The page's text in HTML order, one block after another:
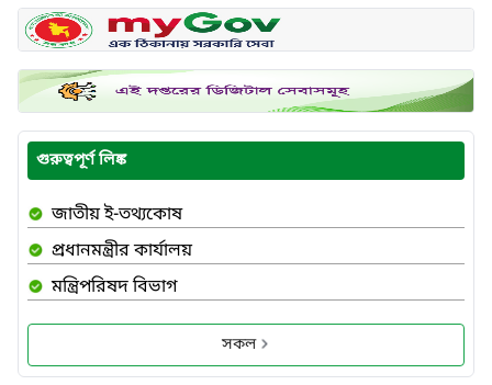
গুরুত্বপূর্ণ লিঙ্ক
জাতীয় ই-তথ্যকোষ
প্রধানমন্ত্রীর কার্যালয়
মন্ত্রিপরিষদ বিভাগ
সকল